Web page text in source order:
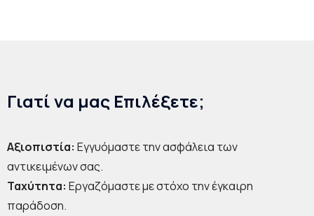
Γιατί να μας Επιλέξετε;
Αξιοπιστία: Εγγυόμαστε την ασφάλεια των
αντικειμένων σας.
Ταχύτητα: Εργαζόμαστε με στόχο την έγκαιρη
παράδοση.